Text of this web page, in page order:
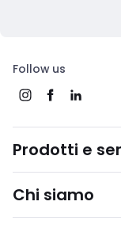
Follow us
Prodotti e
Chi siamo